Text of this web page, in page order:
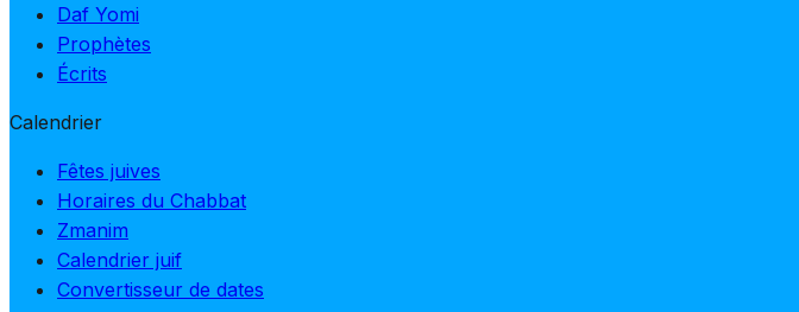
Daf Yomi
Prophètes
Écrits
Calendrier
Fêtes juives
Horaires du Chabbat
Zmanim
Calendrier juif
Convertisseur de dates